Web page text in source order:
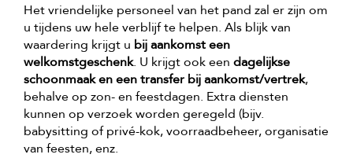
Het vriendelijke personeel van het pand zal er zijn om
u tijdens uw hele verblijf te helpen. Als blijk van
waardering krijgt u bij aankomst een
welkomstgeschenk. U krijgt ook een dagelijkse
schoonmaak en een transfer bij aankomst/vertrek,
behalve op zon- en feestdagen. Extra diensten
kunnen op verzoek worden geregeld (bijv.
babysitting of privé-kok, voorraadbeheer, organisatie
van feesten, enz.